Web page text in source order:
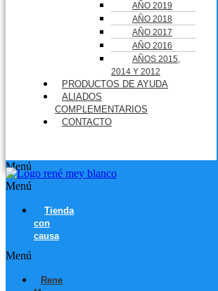
AÑO 2019
AÑO 2018
AÑO 2017
AÑO 2016
AÑOS 2015,
2014 Y 2012
PRODUCTOS DE AYUDA
ALIADOS
COMPLEMENTARIOS
CONTACTO
Menú
Menú
Tienda
con
causa
Menú
Rene